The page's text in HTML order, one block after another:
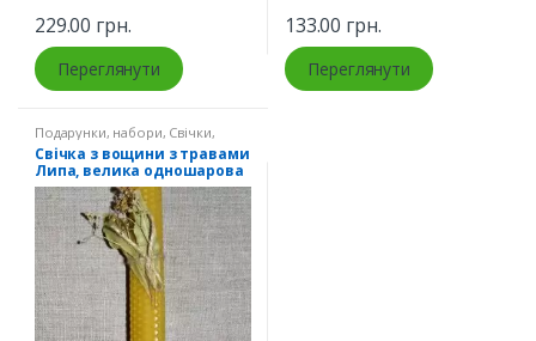
229.00 грн.
Переглянути
133.00 грн.
Переглянути
Подарунки, набори, Свічки,
Супутні товари
Свічка з вощини з травами
Липа, велика одношарова